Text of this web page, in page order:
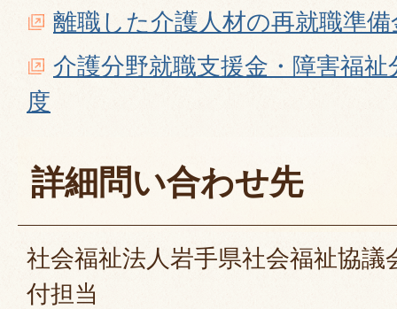
離職した介護人材の再就職準
介護分野就職支援金・障害福
度
詳細問い合わせ先
社会福祉法人岩手県社会福祉協議
付担当